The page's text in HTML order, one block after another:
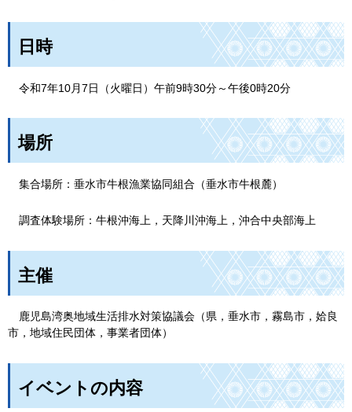
日時
令和7年10月7日（火曜日）午前9時30分～午後0時20分
場所
集合場所：垂水市牛根漁業協同組合（垂水市牛根麓）
調査体験場所：牛根沖海上，天降川沖海上，沖合中央部海上
主催
鹿児島湾奥地域生活排水対策協議会（県，垂水市，霧島市，姶良
市，地域住民団体，事業者団体）
イベントの内容